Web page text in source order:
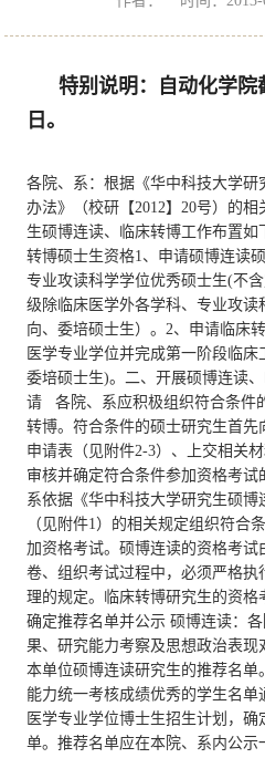
特别说明：自动化学院
日。
各院、系：根据《华中科技大学
办法》（校研【2012】20号）的
生硕博连读、临床转博工作布置
转博硕士生资格1、申请硕博连读
专业攻读科学学位优秀硕士生(不
级除临床医学外各学科、专业攻
向、委培硕士生）。2、申请临床
医学专业学位并完成第一阶段临床
委培硕士生)。二、开展硕博连读
请 各院、系应积极组织符合条件
转博。符合条件的硕士研究生首
申请表（见附件2-3）、上交相关
审核并确定符合条件参加资格考试
系依据《华中科技大学研究生硕博
（见附件1）的相关规定组织符合
加资格考试。硕博连读的资格考
卷、组织考试过程中，必须严格
理的规定。临床转博研究生的资格
确定推荐名单并公示 硕博连读：
果、研究能力考察及思想政治表
本单位硕博连读研究生的推荐名
能力统一考核成绩优秀的学生名
医学专业学位博士生招生计划，确
单。推荐名单应在本院、系内公